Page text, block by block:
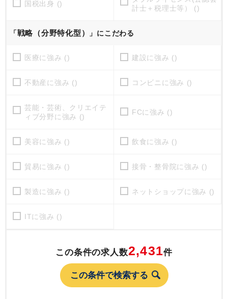
国税出身 ()
計士＋税理士等） ()
「戦略（分野特化型） 」にこだわる
医療に強み () 建設に強み ()
不動産に強み () コンビニに強み ()
芸能・芸術、クリエイテ
ィブ分野に強み ()
FCに強み ()
美容に強み () 飲食に強み ()
貿易に強み () 接骨・整骨院に強み ()
製造に強み () ネットショップに強み ()
ITに強み ()
この条件の求人数2,431件